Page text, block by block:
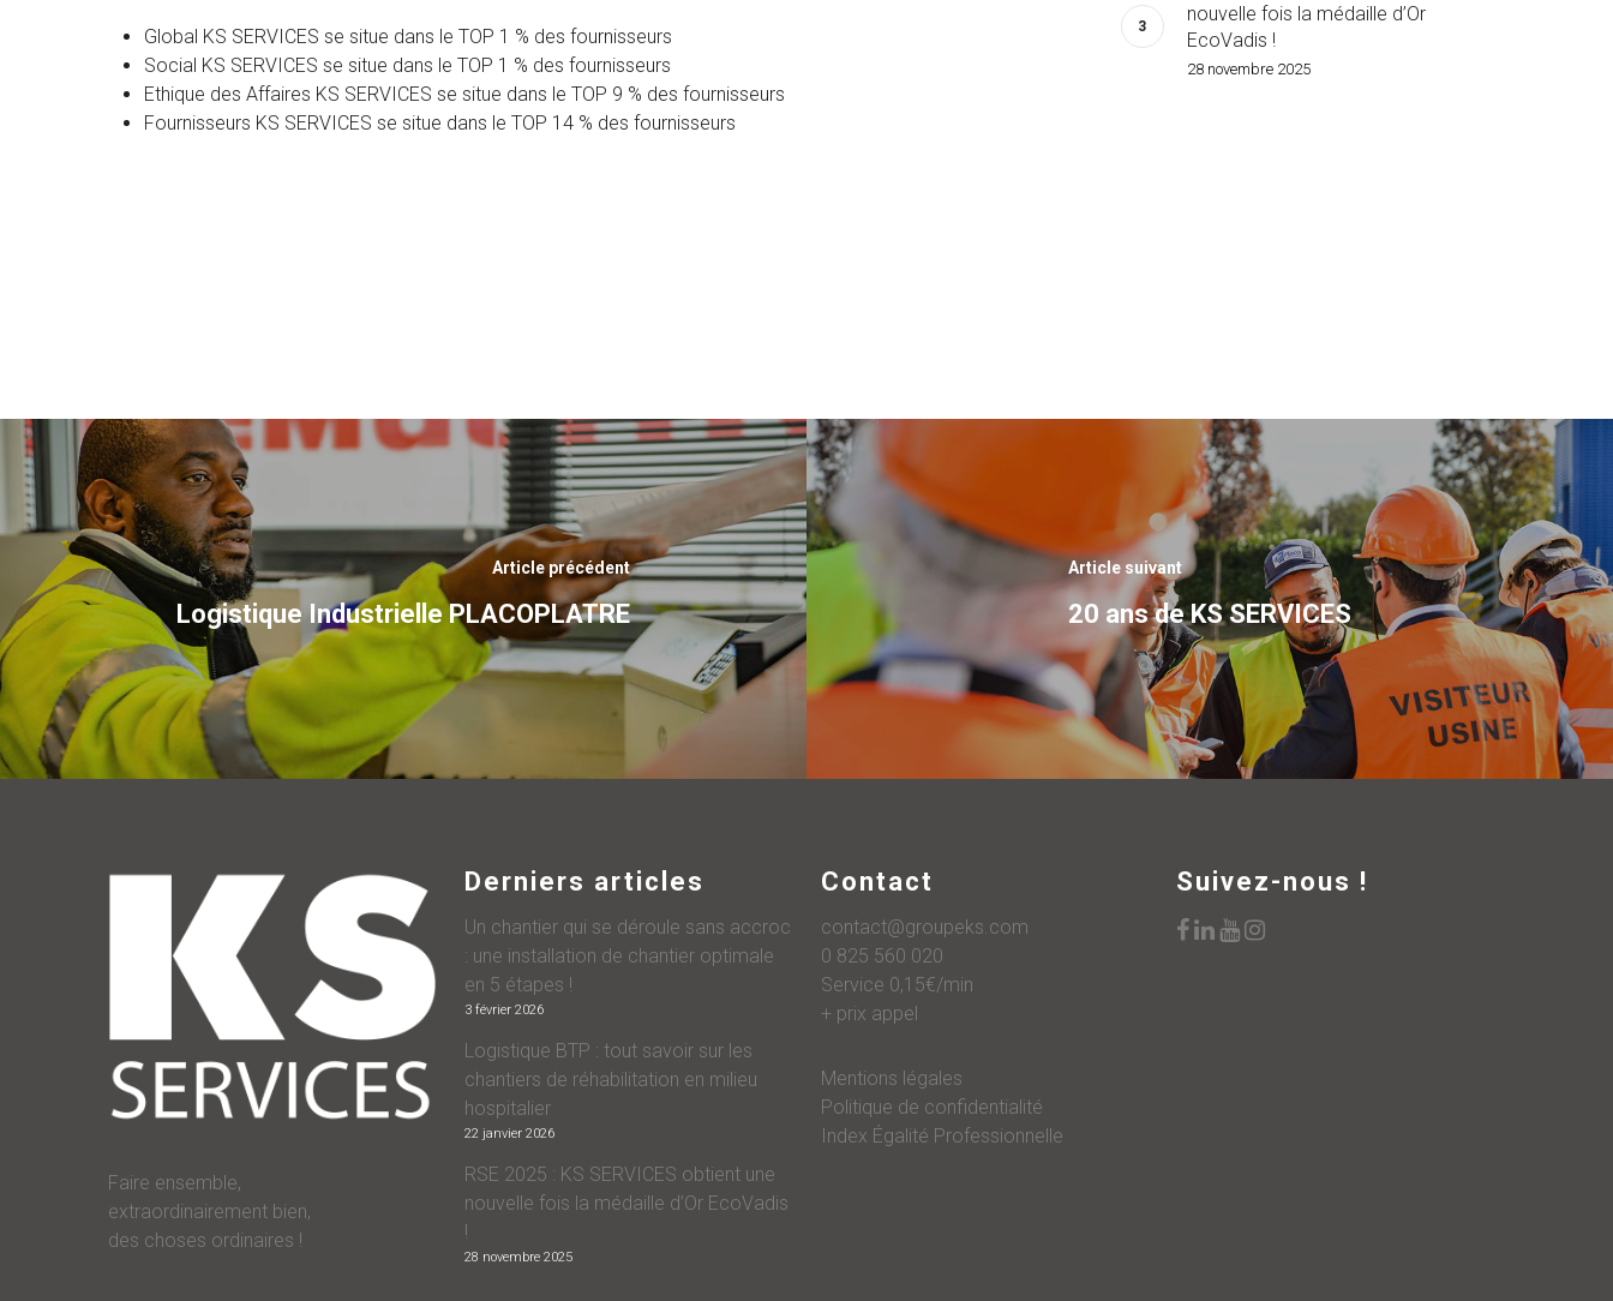
Global KS SERVICES se situe dans le TOP 1 % des fournisseurs
Social KS SERVICES se situe dans le TOP 1 % des fournisseurs
Ethique des Affaires KS SERVICES se situe dans le TOP 9 % des fournisseurs
Fournisseurs KS SERVICES se situe dans le TOP 14 % des fournisseurs
nouvelle fois la médaille d’Or
EcoVadis !
28 novembre 2025
Article précédent
Logistique Industrielle PLACOPLATRE
Article suivant
20 ans de KS SERVICES
Faire ensemble,
extraordinairement bien,
des choses ordinaires !
Derniers articles
Un chantier qui se déroule sans accroc
: une installation de chantier optimale
en 5 étapes !
3 février 2026
Logistique BTP : tout savoir sur les
chantiers de réhabilitation en milieu
hospitalier
22 janvier 2026
RSE 2025 : KS SERVICES obtient une
nouvelle fois la médaille d’Or EcoVadis
!
28 novembre 2025
Contact
contact@groupeks.com
0 825 560 020
Service 0,15€/min
+ prix appel
Mentions légales
Politique de confidentialité
Index Égalité Professionnelle
Suivez-nous !